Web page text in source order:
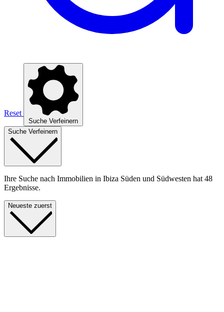
Reset
Suche Verfeinern
Suche Verfeinern
Ihre Suche nach Immobilien in Ibiza Süden und Südwesten hat 48
Ergebnisse.
Neueste zuerst